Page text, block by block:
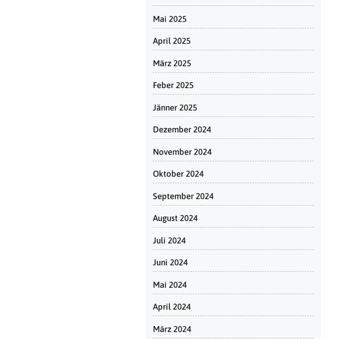
Mai 2025
April 2025
März 2025
Feber 2025
Jänner 2025
Dezember 2024
November 2024
Oktober 2024
September 2024
August 2024
Juli 2024
Juni 2024
Mai 2024
April 2024
März 2024